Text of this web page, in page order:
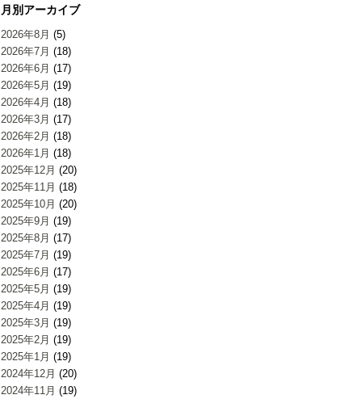
月別アーカイブ
2026年8月 (5)
2026年7月 (18)
2026年6月 (17)
2026年5月 (19)
2026年4月 (18)
2026年3月 (17)
2026年2月 (18)
2026年1月 (18)
2025年12月 (20)
2025年11月 (18)
2025年10月 (20)
2025年9月 (19)
2025年8月 (17)
2025年7月 (19)
2025年6月 (17)
2025年5月 (19)
2025年4月 (19)
2025年3月 (19)
2025年2月 (19)
2025年1月 (19)
2024年12月 (20)
2024年11月 (19)